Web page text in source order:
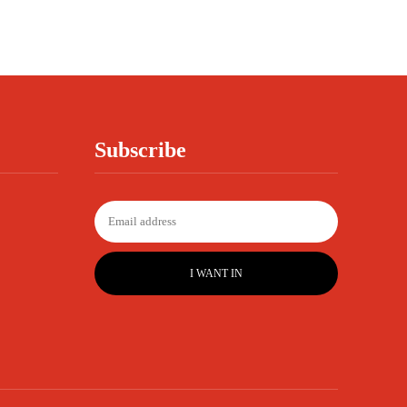
Subscribe
I WANT IN